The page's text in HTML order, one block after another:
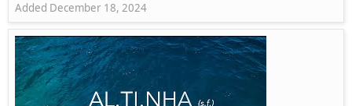
Added December 18, 2024